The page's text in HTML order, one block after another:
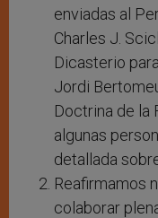
enviadas al
Charles J.
Dicasterio
Jordi
Doctrina de la
algunas
detallada
Reafirmamos
colaborar